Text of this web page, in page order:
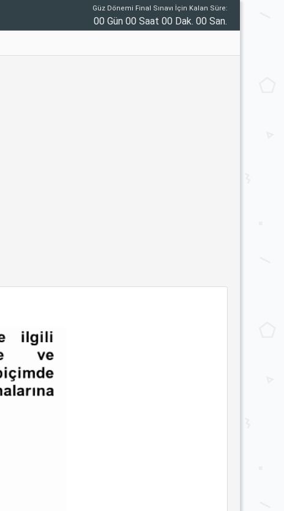
Güz Dönemi Final Sınavı İçin Kalan Süre:
00 Gün 00 Saat 00 Dak. 00 San.